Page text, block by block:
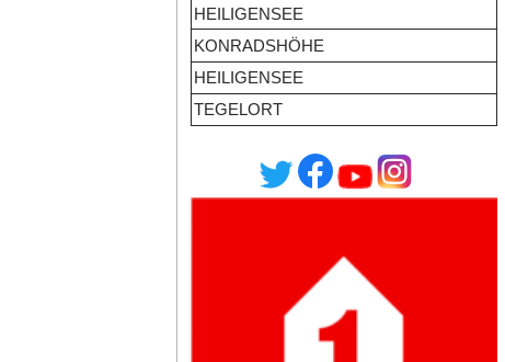
HEILIGENSEE
KONRADSHÖHE
HEILIGENSEE
TEGELORT